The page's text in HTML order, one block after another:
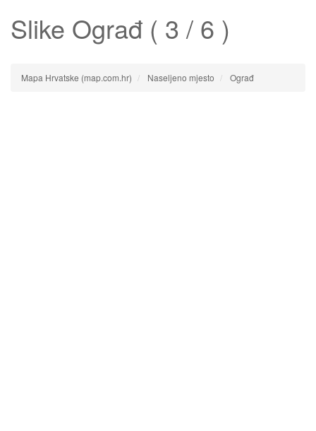
Slike Ograđ ( 3 / 6 )
Mapa Hrvatske (map.com.hr) Naseljeno mjesto Ograđ